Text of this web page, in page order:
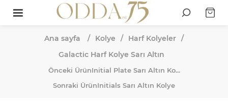
Ana sayfa / Kolye / Harf Kolyeler /
Galactic Harf Kolye Sarı Altın
Önceki ÜrünInitial Plate Sarı Altın Ko...
Sonraki ÜrünInitials Sarı Altın Kolye